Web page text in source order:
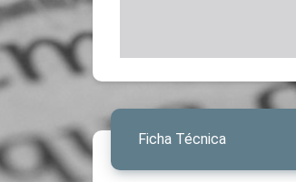
Ficha Técnica